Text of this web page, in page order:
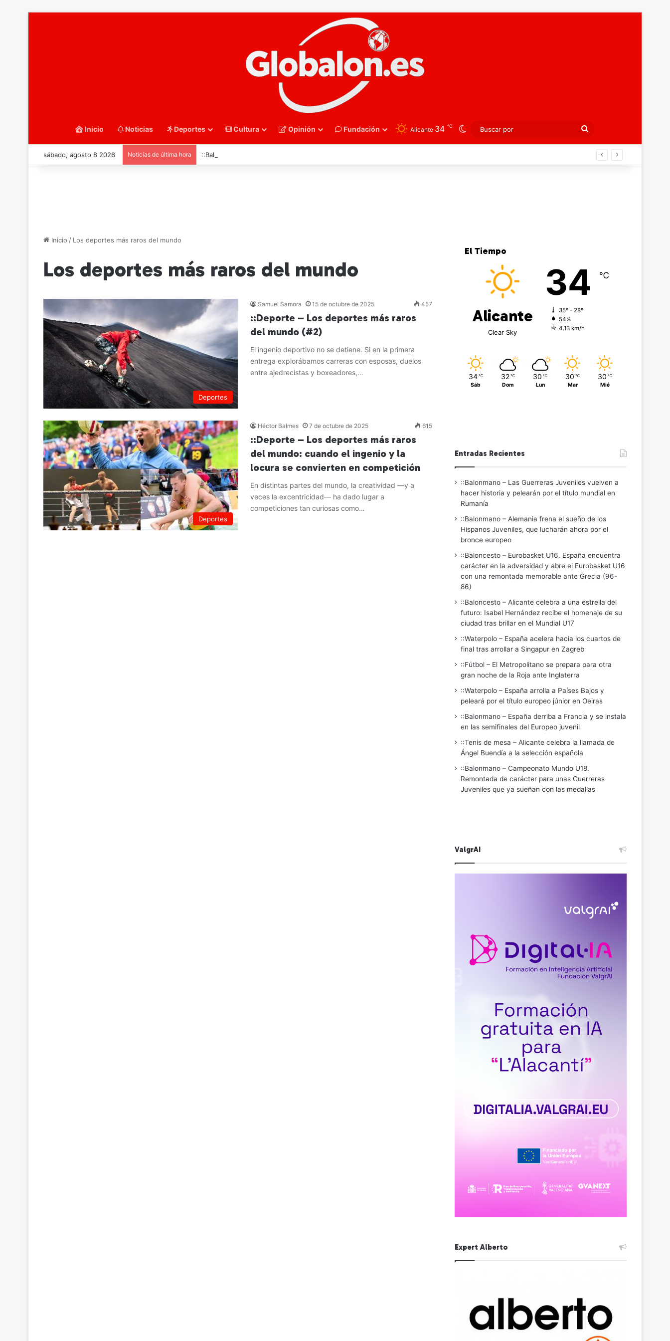
Inicio Noticias Deportes Cultura Opinión Fundación Alicante 34 ℃ Switch skin
Buscar
por
sábado, agosto 8 2026 Noticias de última hora ::Balonmano – Alemania frena el sueño de los Hispanos Juveniles, que lucharán ahora por el bronce europeo
Inicio / Los deportes más raros del mundo
Los deportes más raros del mundo
Deportes
Samuel Samora 15 de octubre de 2025 457
::Deporte – Los deportes más raros
del mundo (#2)
El ingenio deportivo no se detiene. Si en la primera
entrega explorábamos carreras con esposas, duelos
entre ajedrecistas y boxeadores,…
Deportes
Héctor Balmes 7 de octubre de 2025 615
::Deporte – Los deportes más raros
del mundo: cuando el ingenio y la
locura se convierten en competición
En distintas partes del mundo, la creatividad —y a
veces la excentricidad— ha dado lugar a
competiciones tan curiosas como…
El Tiempo
Alicante
Clear Sky
34 ℃
35º - 28º
54%
4.13 km/h
34 ℃
Sáb
32 ℃
Dom
30 ℃
Lun
30 ℃
Mar
30 ℃
Mié
Entradas Recientes
::Balonmano – Las Guerreras Juveniles vuelven a
hacer historia y pelearán por el título mundial en
Rumanía
::Balonmano – Alemania frena el sueño de los
Hispanos Juveniles, que lucharán ahora por el
bronce europeo
::Baloncesto – Eurobasket U16. España encuentra
carácter en la adversidad y abre el Eurobasket U16
con una remontada memorable ante Grecia (96-
86)
::Baloncesto – Alicante celebra a una estrella del
futuro: Isabel Hernández recibe el homenaje de su
ciudad tras brillar en el Mundial U17
::Waterpolo – España acelera hacia los cuartos de
final tras arrollar a Singapur en Zagreb
::Fútbol – El Metropolitano se prepara para otra
gran noche de la Roja ante Inglaterra
::Waterpolo – España arrolla a Países Bajos y
peleará por el título europeo júnior en Oeiras
::Balonmano – España derriba a Francia y se instala
en las semifinales del Europeo juvenil
::Tenis de mesa – Alicante celebra la llamada de
Ángel Buendía a la selección española
::Balonmano – Campeonato Mundo U18.
Remontada de carácter para unas Guerreras
Juveniles que ya sueñan con las medallas
ValgrAI
Expert Alberto